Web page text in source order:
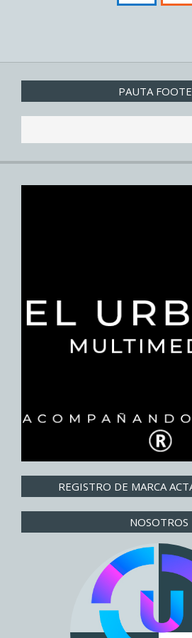
PAUTA
REGISTRO DE MARCA
NOSOTROS